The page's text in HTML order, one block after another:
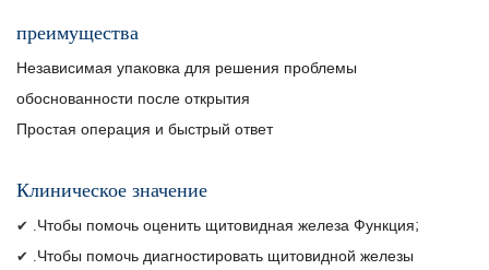
преимущества
Независимая упаковка для решения проблемы
обоснованности после открытия
Простая операция и быстрый ответ
Клиническое значение
✔ . Чтобы помочь оценить щитовидная железа Функция;
✔ . Чтобы помочь диагностировать щитовидной железы